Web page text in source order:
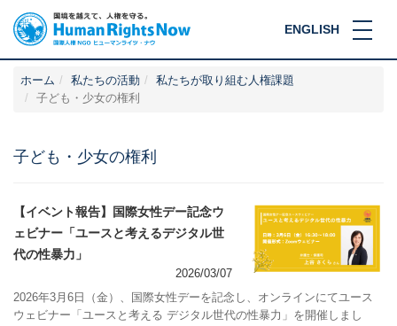
ENGLISH
ホーム 私たちの活動
私たちが取り組む人権課題
子ども・少女の権利
子ども・少女の権利
【イベント報告】国際女性デー記念ウ
ェビナー「ユースと考えるデジタル世
代の性暴力」
2026/03/07
2026年3月6日（金）、国際女性デーを記念し、オンラインにてユース
ウェビナー「ユースと考える デジタル世代の性暴力」を開催しまし